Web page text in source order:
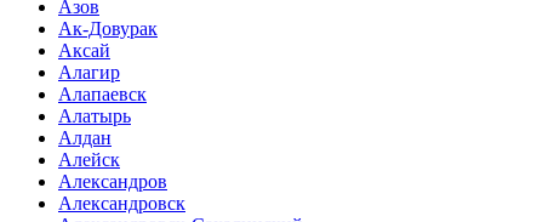
Азов
Ак-Довурак
Аксай
Алагир
Алапаевск
Алатырь
Алдан
Алейск
Александров
Александровск